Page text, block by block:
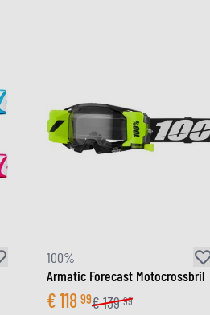
TASSEN
PETTEN & MUTSEN
SCHOENEN
BROEKEN
OVERHEMDEN
JURKEN & ROKKEN
100%
Armatic Forecast Motocrossbril
€118 99€139 99